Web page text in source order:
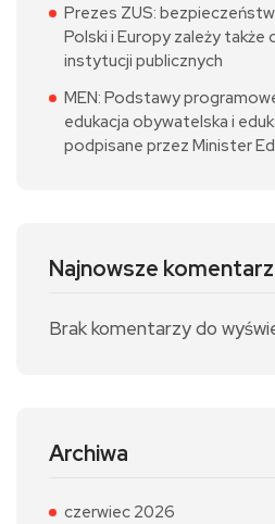
Prezes ZUS:
Polski i Europy zależy także
instytucji publicznych
MEN: Podstawy
edukacja obywatelska i
podpisane przez Minister
Najnowsze
Brak komentarzy do
Archiwa
czerwiec 2026